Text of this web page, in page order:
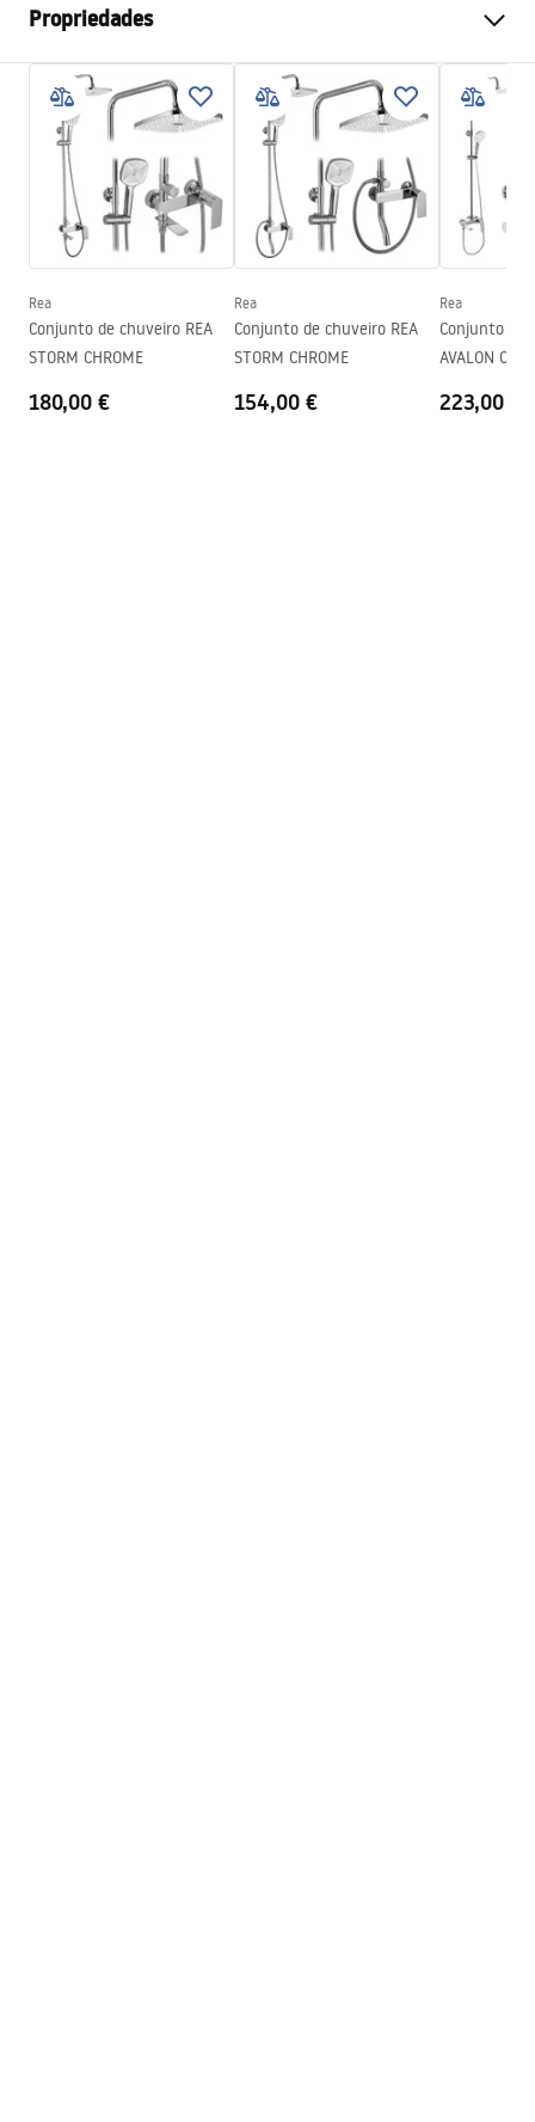
Propriedades
Tamanho da cabina
110
Cromado
Tipo de cabina
Canto, Entrada
Cor do vidro
Transparente 8mm
Seria
Aero
Assembléia
Em uma base de chuveiro ou
Altura (mm)
1950 mm
Garantia
24 meses
Rea
Conjunto de chuveiro REA
STORM CHROME
180,00 €
Rea
Conjunto de chuveiro REA
STORM CHROME
154,00 €
Rea
Conjunto de
AVALON
223,00 €